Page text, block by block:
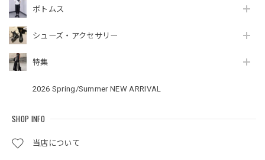
ボトムス
シューズ・アクセサリー
特集
2026 Spring/Summer NEW ARRIVAL
SHOP INFO
当店について